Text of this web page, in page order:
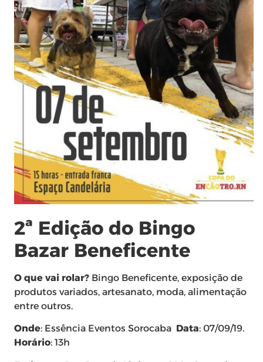
2ª Edição do Bingo
Bazar Beneficente
O que vai rolar? Bingo Beneficente, exposição de
produtos variados, artesanato, moda, alimentação
entre outros.
Onde: Essência Eventos Sorocaba Data: 07/09/19.
Horário: 13h